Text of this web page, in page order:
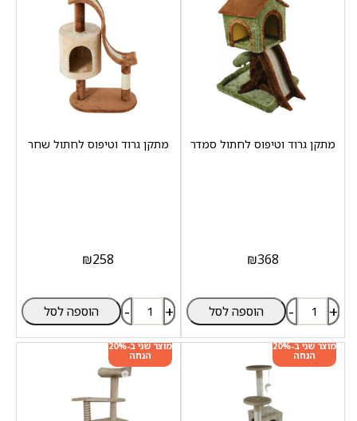
מתקן גרוד וטיפוס לחתול סמדר
₪368
- + הוספה לסל
מתקן גרוד וטיפוס לחתול שחר
₪258
- + הוספה לסל
מוצר שני ב-20%
הנחה
מוצר שני ב-20%
הנחה